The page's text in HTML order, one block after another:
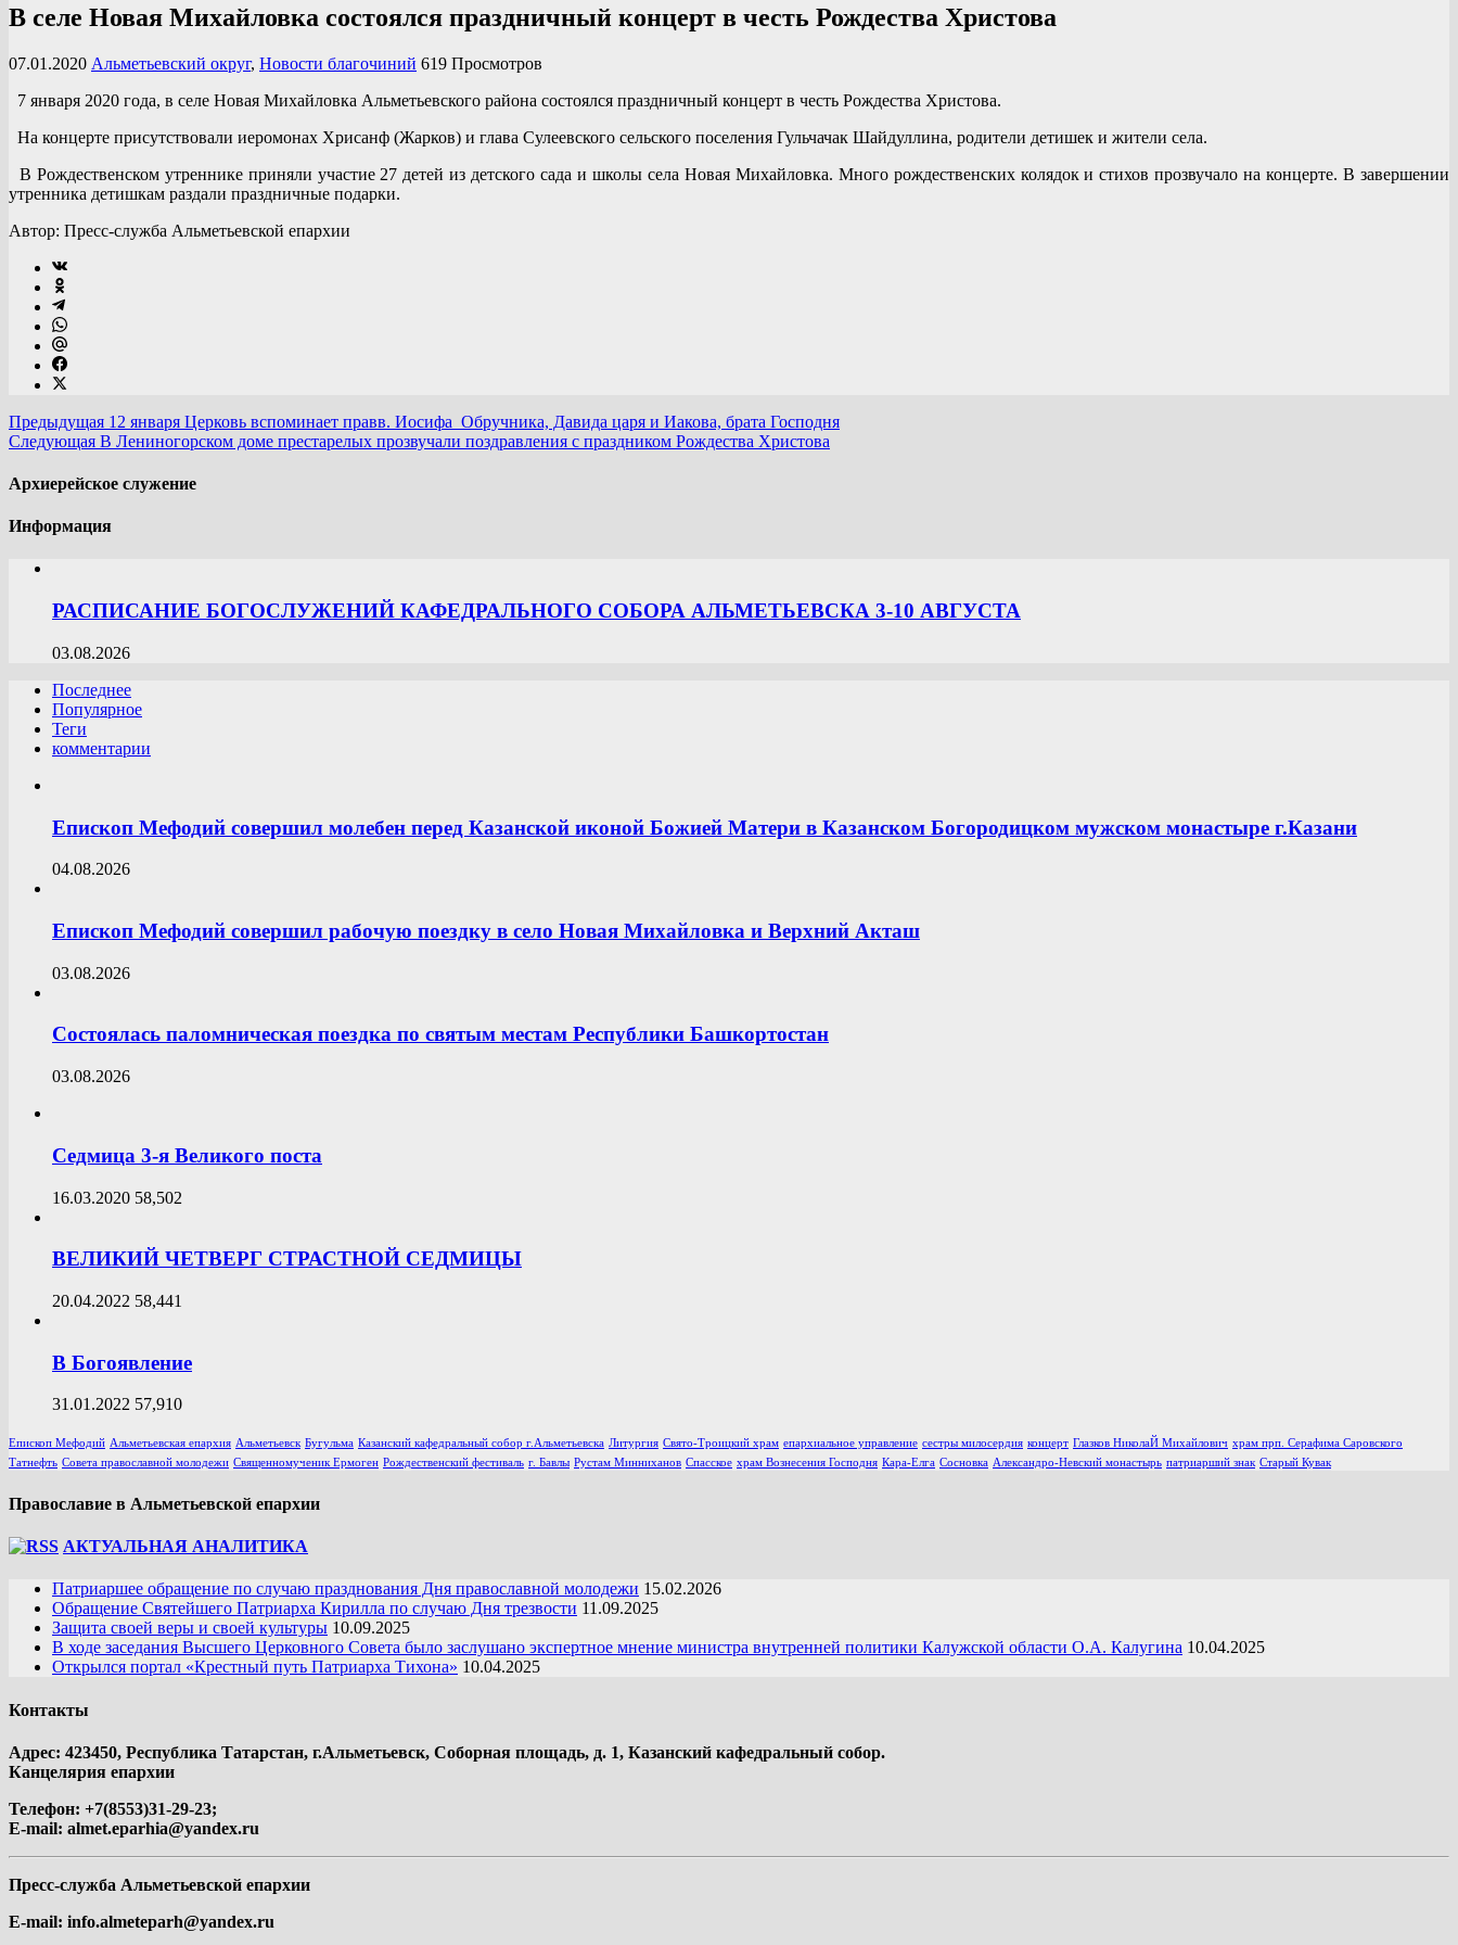
В селе Новая Михайловка состоялся праздничный концерт в честь Рождества Христова
07.01.2020 Альметьевский округ, Новости благочиний 619 Просмотров
7 января 2020 года, в селе Новая Михайловка Альметьевского района состоялся праздничный концерт в честь Рождества Христова.
На концерте присутствовали иеромонах Хрисанф (Жарков) и глава Сулеевского сельского поселения Гульчачак Шайдуллина, родители детишек и жители села.
В Рождественском утреннике приняли участие 27 детей из детского сада и школы села Новая Михайловка. Много рождественских колядок и стихов прозвучало на концерте. В завершении
утренника детишкам раздали праздничные подарки.
Автор: Пресс-служба Альметьевской епархии
Предыдущая 12 января Церковь вспоминает правв. Иосифа Обручника, Давида царя и Иакова, брата Господня
Следующая В Лениногорском доме престарелых прозвучали поздравления с праздником Рождества Христова
Архиерейское служение
Информация
РАСПИСАНИЕ БОГОСЛУЖЕНИЙ КАФЕДРАЛЬНОГО СОБОРА АЛЬМЕТЬЕВСКА 3-10 АВГУСТА
03.08.2026
Последнее
Популярное
Теги
комментарии
Епископ Мефодий совершил молебен перед Казанской иконой Божией Матери в Казанском Богородицком мужском монастыре г.Казани
04.08.2026
Епископ Мефодий совершил рабочую поездку в село Новая Михайловка и Верхний Акташ
03.08.2026
Состоялась паломническая поездка по святым местам Республики Башкортостан
03.08.2026
Седмица 3-я Великого поста
16.03.2020 58,502
ВЕЛИКИЙ ЧЕТВЕРГ СТРАСТНОЙ СЕДМИЦЫ
20.04.2022 58,441
В Богоявление
31.01.2022 57,910
Епископ Мефодий Альметьевская епархия Альметьевск Бугульма Казанский кафедральный собор г.Альметьевска Литургия Свято-Троицкий храм епархиальное управление сестры милосердия концерт Глазков НиколаЙ Михайлович храм прп. Серафима Саровского
Татнефть Совета православной молодежи Священномученик Ермоген Рождественский фестиваль г. Бавлы Рустам Минниханов Спасское храм Вознесения Господня Кара-Елга Сосновка Александро-Невский монастырь патриарший знак Старый Кувак
Православие в Альметьевской епархии
АКТУАЛЬНАЯ АНАЛИТИКА
Патриаршее обращение по случаю празднования Дня православной молодежи 15.02.2026
Обращение Святейшего Патриарха Кирилла по случаю Дня трезвости 11.09.2025
Защита своей веры и своей культуры 10.09.2025
В ходе заседания Высшего Церковного Совета было заслушано экспертное мнение министра внутренней политики Калужской области О.А. Калугина 10.04.2025
Открылся портал «Крестный путь Патриарха Тихона» 10.04.2025
Контакты
Адрес: 423450, Республика Татарстан, г.Альметьевск, Соборная площадь, д. 1, Казанский кафедральный собор.
Канцелярия епархии
Телефон: +7(8553)31-29-23;
E-mail: almet.eparhia@yandex.ru
Пресс-служба Альметьевской епархии
E-mail: info.almeteparh@yandex.ru